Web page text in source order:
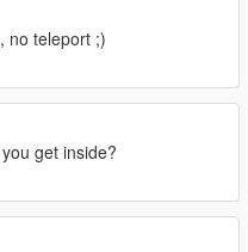
no teleport ;)
get inside?